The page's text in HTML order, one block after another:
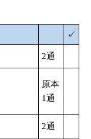
✓
2通
原本
1通
2通